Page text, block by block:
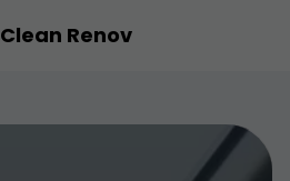
Clean Renov